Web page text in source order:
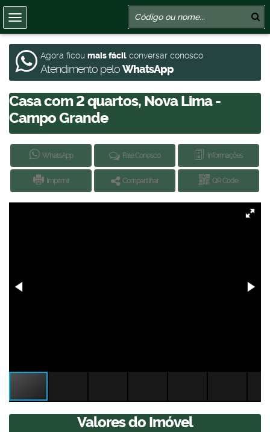
Agora ficou mais fácil conversar conosco
Atendimento peloWhatsApp
Casa com 2 quartos, Nova Lima -
Campo Grande
WhatsApp Fale Conosco Informações
Imprimir Compartilhar QR Code
Valores do Imóvel